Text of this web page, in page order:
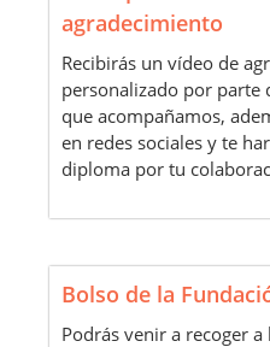
agradecimiento
Recibirás un vídeo de
personalizado por parte
que acompañamos,
en redes sociales y te
diploma por tu
Bolso de la
Podrás venir a recoger a